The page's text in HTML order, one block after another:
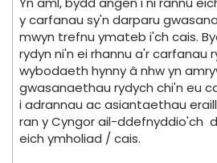
y carfanau sy'n darparu
mwyn trefnu ymateb i'ch cais.
rydyn ni'n ei rhannu a'r carfanau
wybodaeth hynny â nhw yn
gwasanaethau rydych chi'n eu
i adrannau ac asiantaethau
ran y Cyngor ail-ddefnyddio'ch
eich ymholiad / cais.